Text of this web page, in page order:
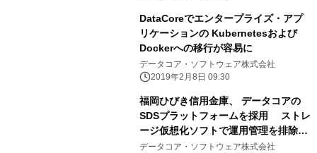
DataCoreでエンタープライズ・アプ
リケーションの Kubernetesおよび
Dockerへの移行が容易に
データコア・ソフトウェア株式会社
2019年2月8日 09:30
福岡ひびき信用金庫、 データコアの
SDSプラットフォームを採用 ストレ
ージ仮想化ソフトで運用管理を排除、
アプリケーションの企画・開発に集中
データコア・ソフトウェア株式会社